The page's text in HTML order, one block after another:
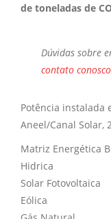
de toneladas de
Dúvidas sobre
contato conosco
Potência instalada
Aneel/Canal Solar,
Matriz Energética
Hidrica
Solar Fotovoltaica
Eólica